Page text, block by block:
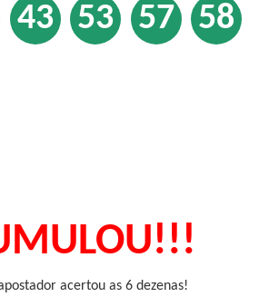
43 53 57 58
acertou as 6 dezenas!